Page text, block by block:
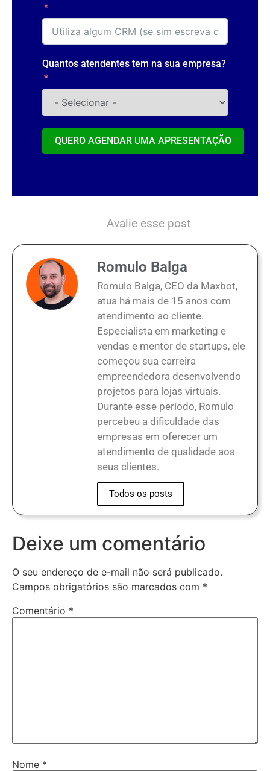
Quantos atendentes tem na sua empresa?
QUERO AGENDAR UMA APRESENTAÇÃO
Avalie esse post
Romulo Balga
Romulo Balga, CEO da Maxbot,
atua há mais de 15 anos com
atendimento ao cliente.
Especialista em marketing e
vendas e mentor de startups, ele
começou sua carreira
empreendedora desenvolvendo
projetos para lojas virtuais.
Durante esse período, Romulo
percebeu a dificuldade das
empresas em oferecer um
atendimento de qualidade aos
seus clientes.
Todos os posts
Deixe um comentário
O seu endereço de e-mail não será publicado.
Campos obrigatórios são marcados com *
Comentário *
Nome *